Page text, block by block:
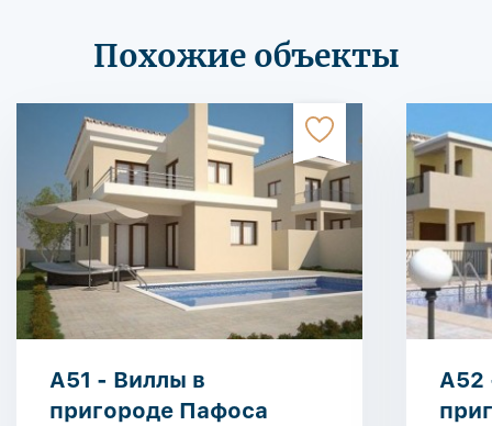
Похожие объекты
A51 - Виллы в
пригороде Пафоса
A52